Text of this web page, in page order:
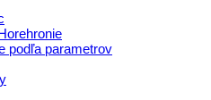
podľa parametrov